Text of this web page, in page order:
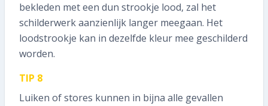
bekleden met een dun strookje lood, zal het
schilderwerk aanzienlijk langer meegaan. Het
loodstrookje kan in dezelfde kleur mee geschilderd
worden.
TIP 8
Luiken of stores kunnen in bijna alle gevallen